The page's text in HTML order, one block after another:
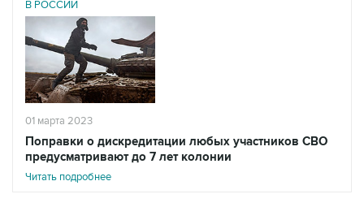
В РОССИИ
01 марта 2023
Поправки о дискредитации любых участников СВО
предусматривают до 7 лет колонии
Читать подробнее